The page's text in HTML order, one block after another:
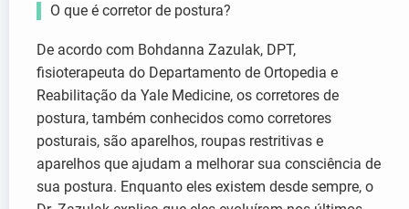
O que é corretor de postura?
De acordo com Bohdanna Zazulak, DPT,
fisioterapeuta do Departamento de Ortopedia e
Reabilitação da Yale Medicine, os corretores de
postura, também conhecidos como corretores
posturais, são aparelhos, roupas restritivas e
aparelhos que ajudam a melhorar sua consciência de
sua postura. Enquanto eles existem desde sempre, o